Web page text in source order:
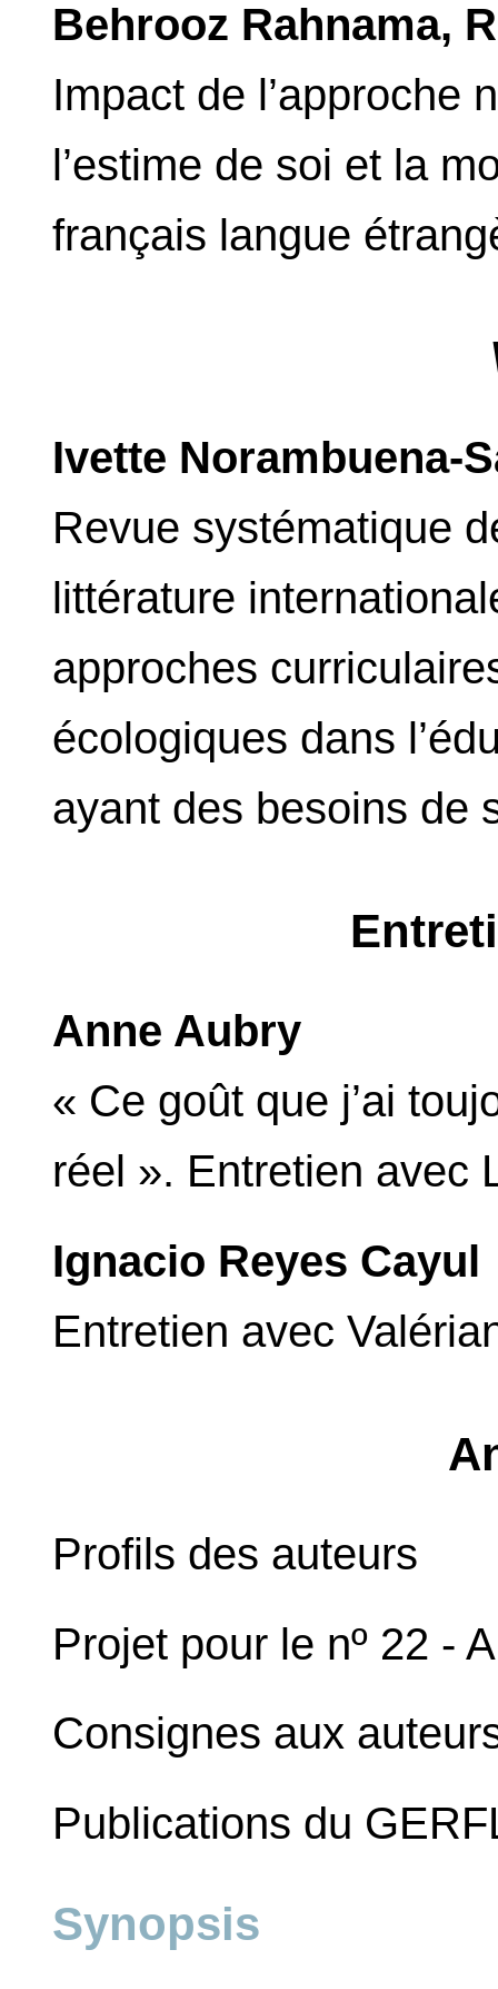
Behrooz Rahnama,
Impact de l’approche
l’estime de soi et la
français langue
Ivette Norambuena-
Revue systématique
littérature
approches
écologiques dans
ayant des besoins de
Anne Aubry
« Ce goût que j’ai
réel ». Entretien avec
Ignacio Reyes Cayul
Entretien avec
Profils des auteurs
Projet pour le nº 22 -
Consignes aux
Publications du
Synopsis